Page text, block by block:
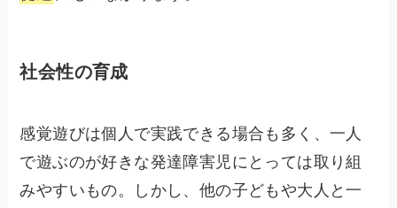
社会性の育成
感覚遊びは個人で実践できる場合も多く、一人
で遊ぶのが好きな発達障害児にとっては取り組
みやすいもの。しかし、他の子どもや大人と一